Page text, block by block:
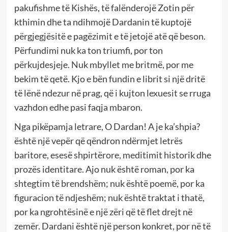
pakufishme të Kishës, të falënderojë Zotin për
kthimin dhe ta ndihmojë Dardanin të kuptojë
përgjegjësitë e pagëzimit e të jetojë atë që beson.
Përfundimi nuk ka ton triumfi, por ton
përkujdesjeje. Nuk mbyllet me britmë, por me
bekim të qetë. Kjo e bën fundin e librit si një dritë
të lënë ndezur në prag, që i kujton lexuesit se rruga
vazhdon edhe pasi faqja mbaron.
Nga pikëpamja letrare, O Dardan! A je ka’shpia?
është një vepër që qëndron ndërmjet letrës
baritore, esesë shpirtërore, meditimit historik dhe
prozës identitare. Ajo nuk është roman, por ka
shtegtim të brendshëm; nuk është poemë, por ka
figuracion të ndjeshëm; nuk është traktat i thatë,
por ka ngrohtësinë e një zëri që të flet drejt në
zemër. Dardani është një person konkret, por në të